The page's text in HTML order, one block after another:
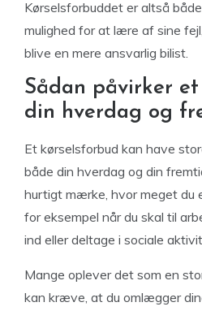
Kørselsforbuddet er altså
mulighed for at lære af sine
blive en mere ansvarlig bilist.
Sådan påvirker
din hverdag og
Et kørselsforbud kan have
både din hverdag og din
hurtigt mærke, hvor meget du
for eksempel når du skal til
ind eller deltage i sociale
Mange oplever det som en
kan kræve, at du omlægger